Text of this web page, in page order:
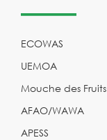
ECOWAS
UEMOA
Mouche des Fruits
AFAO/WAWA
APESS